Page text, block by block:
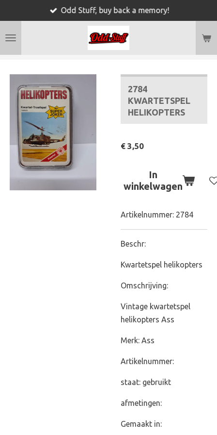
naar
Odd Stuff, buy back a memory!
2784
KWARTETSPEL
HELIKOPTERS
€ 3,50
In
winkelwagen
Artikelnummer: 2784
Beschr:
Kwartetspel helikopters
Omschrijving:
Vintage kwartetspel
helikopters Ass
Merk: Ass
Artikelnummer:
staat: gebruikt
afmetingen:
Gemaakt in: